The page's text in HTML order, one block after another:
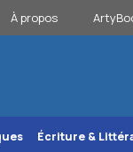
À propos
Écriture &